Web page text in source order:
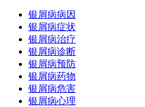
银屑病病因
银屑病症状
银屑病治疗
银屑病诊断
银屑病预防
银屑病药物
银屑病危害
银屑病心理